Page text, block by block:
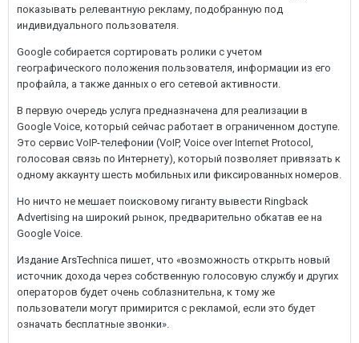
показывать релевантную рекламу, подобранную под
индивидуального пользователя.
Google собирается сортировать ролики с учетом
географического положения пользователя, информации из его
профайла, а также данных о его сетевой активности.
В первую очередь услуга предназначена для реализации в
Google Voice, который сейчас работает в ограниченном доступе.
Это сервис VoIP-телефонии (VoIP, Voice over Internet Protocol,
голосовая связь по Интернету), который позволяет привязать к
одному аккаунту шесть мобильных или фиксированных номеров.
Но ничто не мешает поисковому гиганту вывести Ringback
Advertising на широкий рынок, предварительно обкатав ее на
Google Voice.
Издание ArsTechnica пишет, что «возможность открыть новый
источник дохода через собственную голосовую службу и других
операторов будет очень соблазнительна, к тому же
пользователи могут примирится с рекламой, если это будет
означать бесплатные звонки».